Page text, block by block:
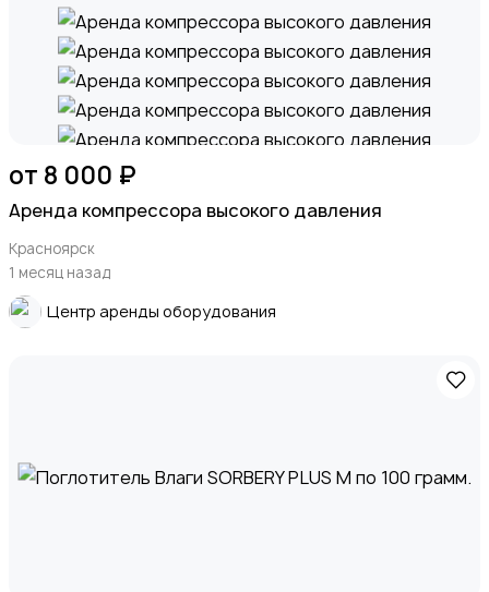
от 8 000 ₽
Аренда компрессора высокого давления
Красноярск
1 месяц назад
Центр аренды оборудования